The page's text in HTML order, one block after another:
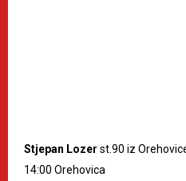
Stjepan Lozer st.90 iz
14:00 Orehovica